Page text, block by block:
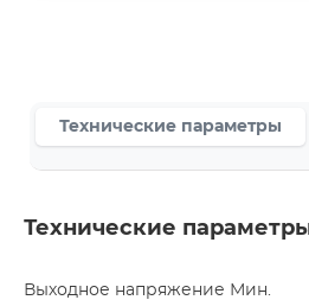
Технические параметры
Технические
Выходное напряжение Мин.